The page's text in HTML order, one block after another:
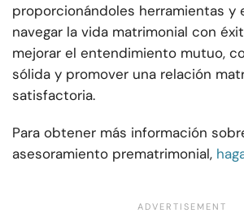
proporcionándoles herramientas y
navegar la vida matrimonial con
mejorar el entendimiento mutuo,
sólida y promover una relación
satisfactoria.
Para obtener más información
asesoramiento prematrimonial,